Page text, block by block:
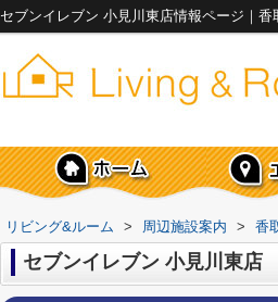
セブンイレブン 小見川東店情報ページ｜
リビング&ルーム > 周辺施設案内 > 香
セブンイレブン 小見川東店